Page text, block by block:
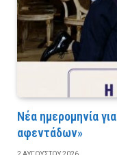
Νέα ημερομηνία
αφεντάδων»